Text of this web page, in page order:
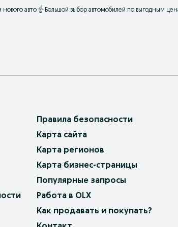
нового авто ☝ Большой выбор автомобилей по выгодным
Правила безопасности
Карта сайта
Карта регионов
Карта бизнес-страницы
Популярные запросы
Работа в OLX
Как продавать и покупать?